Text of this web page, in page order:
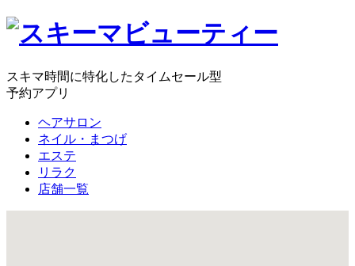
スキマ時間に特化したタイムセール型
予約アプリ
ヘアサロン
ネイル・まつげ
エステ
リラク
店舗一覧